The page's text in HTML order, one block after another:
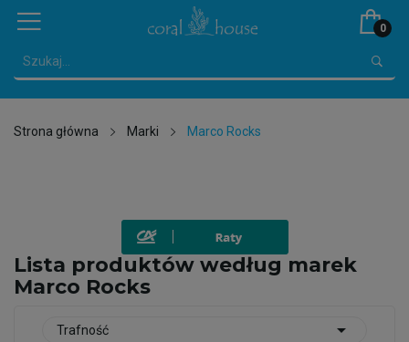
0
Strona główna Marki Marco Rocks
Lista produktów według marek
Marco Rocks
Trafność 